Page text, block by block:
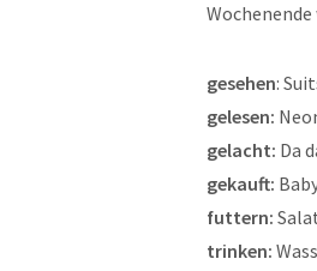
gesehen:
gelesen:
gelacht: Da
gekauft:
futtern:
trinken: